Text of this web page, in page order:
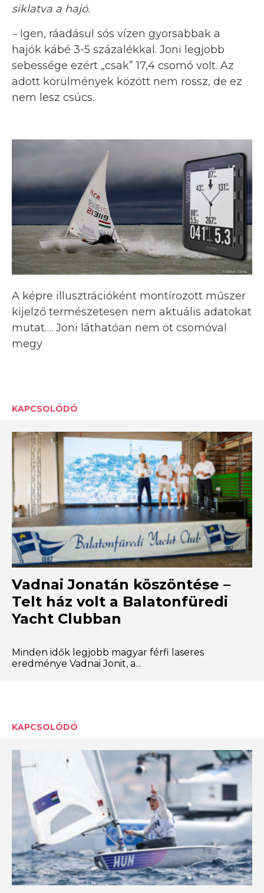
siklatva a hajó.
– Igen, ráadásul sós vízen gyorsabbak a
hajók kábé 3-5 százalékkal. Joni legjobb
sebessége ezért „csak” 17,4 csomó volt. Az
adott körülmények között nem rossz, de ez
nem lesz csúcs.
A képre illusztrációként montírozott műszer
kijelző természetesen nem aktuális adatokat
mutat…. Joni láthatóan nem öt csomóval
megy
KAPCSOLÓDÓ
Vadnai Jonatán köszöntése –
Telt ház volt a Balatonfüredi
Yacht Clubban
Minden idők legjobb magyar férfi laseres
eredménye Vadnai Jonit, a...
KAPCSOLÓDÓ